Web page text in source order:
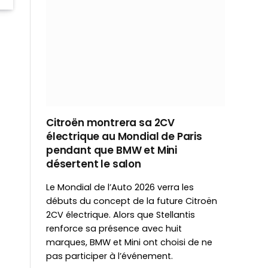
Citroën montrera sa 2CV
électrique au Mondial de Paris
pendant que BMW et Mini
désertent le salon
Le Mondial de l’Auto 2026 verra les
débuts du concept de la future Citroën
2CV électrique. Alors que Stellantis
renforce sa présence avec huit
marques, BMW et Mini ont choisi de ne
pas participer à l’événement.